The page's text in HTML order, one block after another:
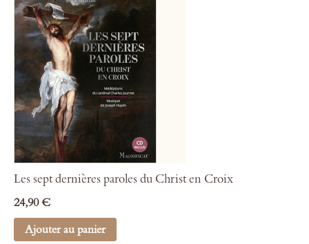
Les sept dernières paroles du Christ en Croix
24,90 €
Ajouter au panier